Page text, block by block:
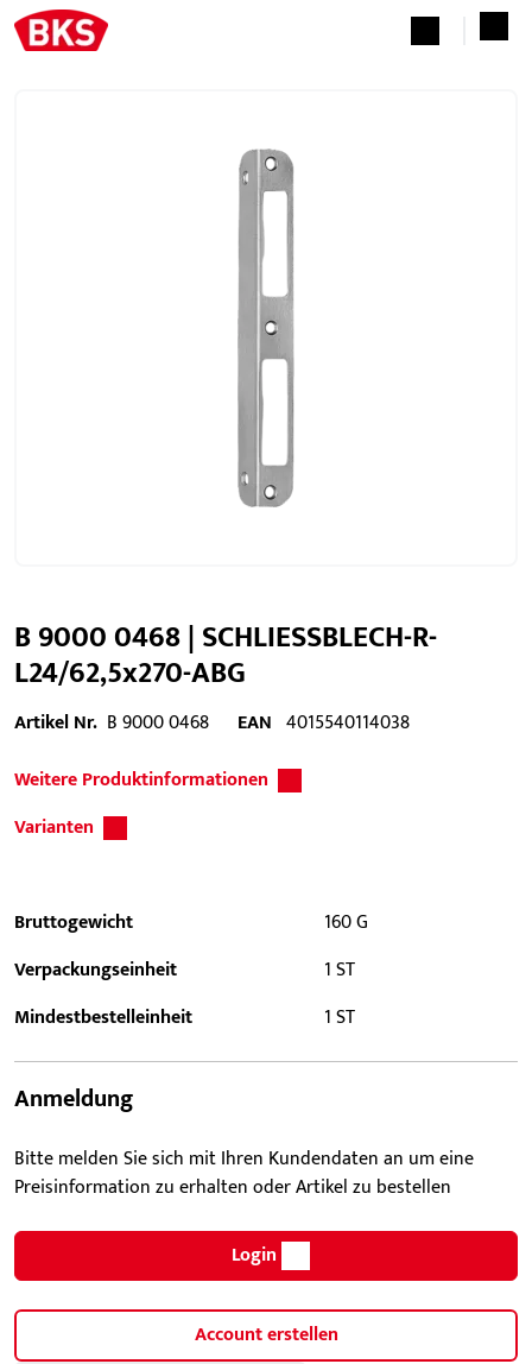
B 9000 0468 | SCHLIESSBLECH-R-
L24/62,5x270-ABG
Artikel Nr. B 9000 0468 EAN 4015540114038
Weitere Produktinformationen
Varianten
Bruttogewicht
160 G
Verpackungseinheit
1 ST
Mindestbestelleinheit
1 ST
Anmeldung
Bitte melden Sie sich mit Ihren Kundendaten an um eine
Preisinformation zu erhalten oder Artikel zu bestellen
Login
Account erstellen